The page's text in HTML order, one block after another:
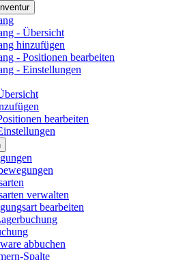
- Übersicht
hinzufügen
- Positionen bearbeiten
- Einstellungen
bearbeiten
verwalten
bearbeiten
abbuchen
Spalte